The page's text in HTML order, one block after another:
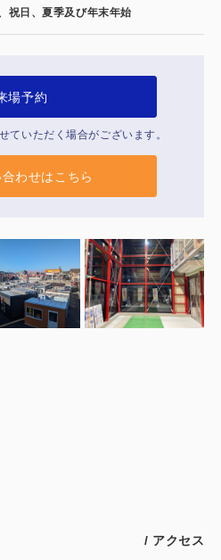
映像集
祝日、夏季及び年末年始
場予約
ていただく場合がございます。
わせはこちら
/ アクセス